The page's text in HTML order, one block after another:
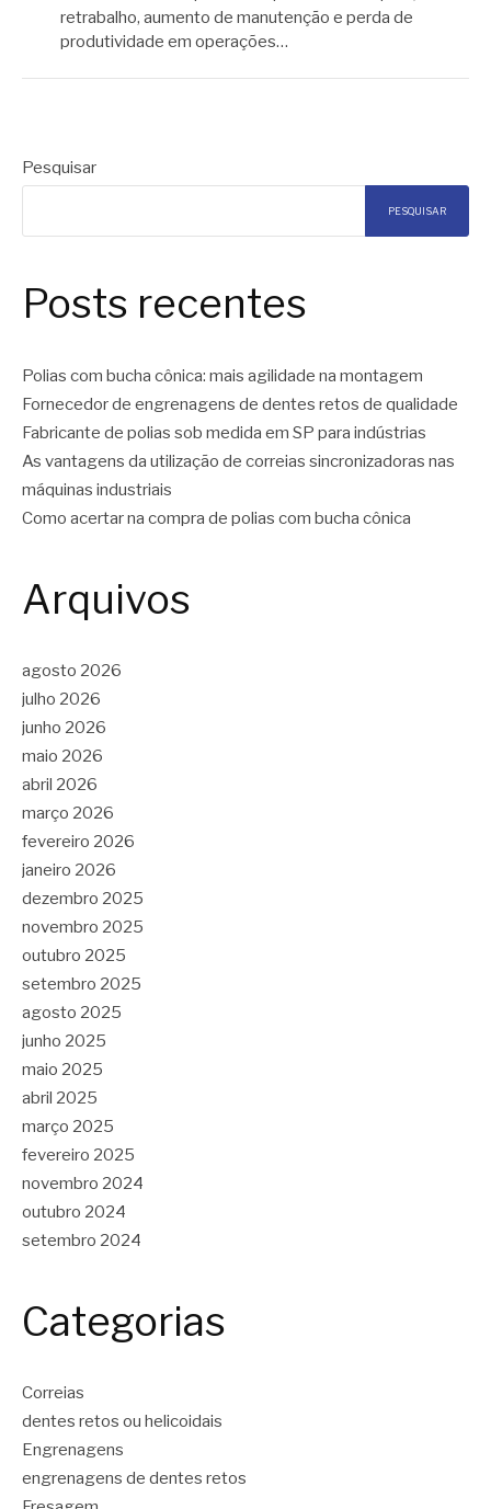
retrabalho, aumento de manutenção e perda de
produtividade em operações…
Pesquisar
PESQUISAR
Posts recentes
Polias com bucha cônica: mais agilidade na montagem
Fornecedor de engrenagens de dentes retos de qualidade
Fabricante de polias sob medida em SP para indústrias
As vantagens da utilização de correias sincronizadoras nas
máquinas industriais
Como acertar na compra de polias com bucha cônica
Arquivos
agosto 2026
julho 2026
junho 2026
maio 2026
abril 2026
março 2026
fevereiro 2026
janeiro 2026
dezembro 2025
novembro 2025
outubro 2025
setembro 2025
agosto 2025
junho 2025
maio 2025
abril 2025
março 2025
fevereiro 2025
novembro 2024
outubro 2024
setembro 2024
Categorias
Correias
dentes retos ou helicoidais
Engrenagens
engrenagens de dentes retos